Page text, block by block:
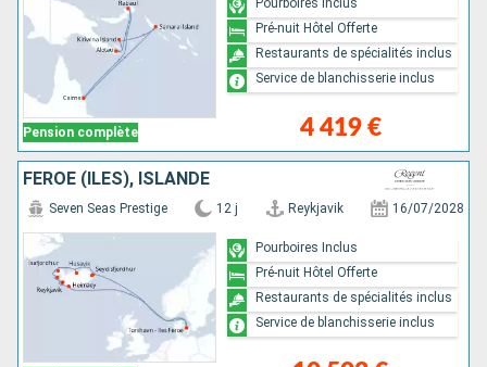
Pension complète 4 419 €
Pourboires Inclus
Pré-nuit Hôtel Offerte
Restaurants de spécialités inclus
Service de blanchisserie inclus
FÉROÉ (ÎLES), ISLANDE
Seven Seas Prestige 12 j Reykjavik 16/07/2028
Pourboires Inclus
Pré-nuit Hôtel Offerte
Restaurants de spécialités inclus
Service de blanchisserie inclus